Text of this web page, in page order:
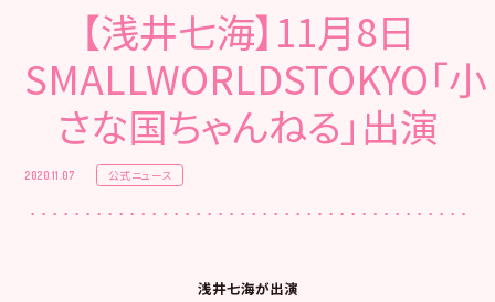
【浅井七海】11月8日
SMALLWORLDSTOKYO「小
さな国ちゃんねる」出演
2020.11.07 公式ニュース
浅井七海が出演